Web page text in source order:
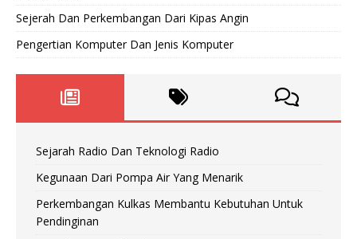
Sejerah Dan Perkembangan Dari Kipas Angin
Pengertian Komputer Dan Jenis Komputer
Sejarah Radio Dan Teknologi Radio
Kegunaan Dari Pompa Air Yang Menarik
Perkembangan Kulkas Membantu Kebutuhan Untuk
Pendinginan